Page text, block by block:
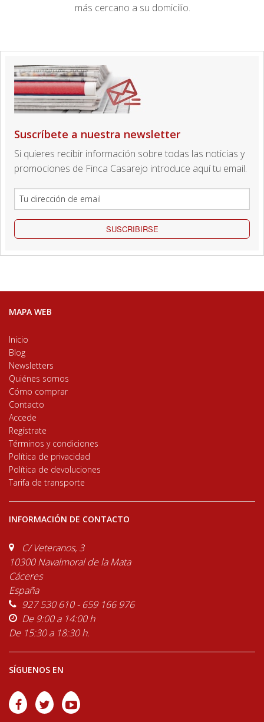
más cercano a su domicilio.
Suscríbete a nuestra newsletter
Si quieres recibir información sobre todas las noticias y
promociones de Finca Casarejo introduce aquí tu email.
SUSCRIBIRSE
MAPA WEB
Inicio
Blog
Newsletters
Quiénes somos
Cómo comprar
Contacto
Accede
Regístrate
Términos y condiciones
Política de privacidad
Política de devoluciones
Tarifa de transporte
INFORMACIÓN DE CONTACTO
C/ Veteranos, 3
10300 Navalmoral de la Mata
Cáceres
España
927 530 610 - 659 166 976
De 9:00 a 14:00 h
De 15:30 a 18:30 h.
SÍGUENOS EN